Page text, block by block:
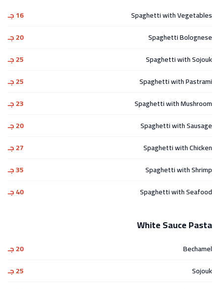
Spaghetti with Vegetables
16 جـ
Spaghetti Bolognese
20 جـ
Spaghetti with Sojouk
25 جـ
Spaghetti with Pastrami
25 جـ
Spaghetti with Mushroom
23 جـ
Spaghetti with Sausage
20 جـ
Spaghetti with Chicken
27 جـ
Spaghetti with Shrimp
35 جـ
Spaghetti with Seafood
40 جـ
White Sauce Pasta
Bechamel
20 جـ
Sojouk
25 جـ